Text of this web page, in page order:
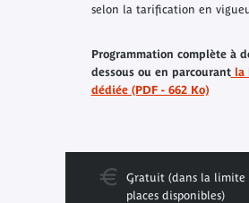
selon la tarification en
Programmation complète à
dessous ou en parcourantla
dédiée (PDF - 662 Ko)
Gratuit (dans la limite
places disponibles)